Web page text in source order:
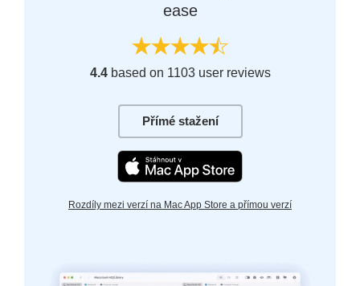
ease
4.4based on 1103 user reviews
Přímé stažení
Rozdíly mezi verzí na Mac App Store a přímou verzí